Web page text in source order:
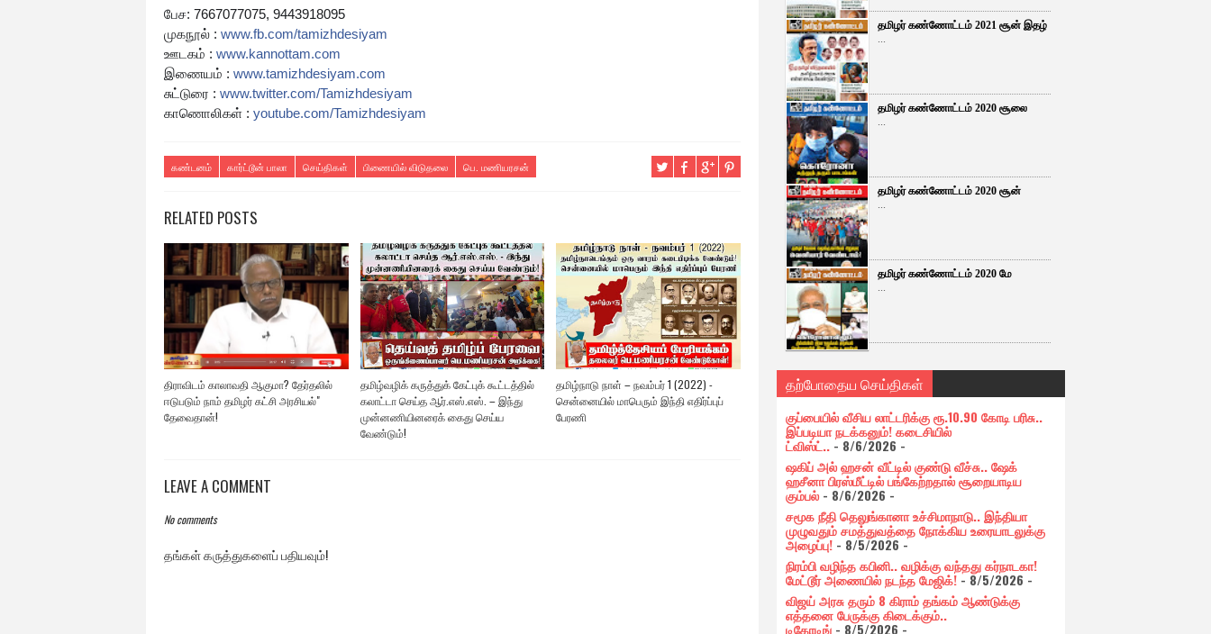
பேச: 7667077075, 9443918095
முகநூல் : www.fb.com/tamizhdesiyam
ஊடகம் : www.kannottam.com
இணையம் : www.tamizhdesiyam.com
சுட்டுரை : www.twitter.com/Tamizhdesiyam
காணொலிகள் : youtube.com/Tamizhdesiyam
கண்டனம் கார்ட்டூன் பாலா செய்திகள் பிணையில் விடுதலை பெ. மணியரசன்
RELATED POSTS
திராவிடம் காலாவதி ஆகுமா? தேர்தலில்
ஈடுபடும் நாம் தமிழர் கட்சி அரசியல்"
தேவைதான்!
தமிழ்வழிக் கருத்துக் கேட்புக் கூட்டத்தில்
கலாட்டா செய்த ஆர்.எஸ்.எஸ். – இந்து
முன்னணியினரைக் கைது செய்ய
வேண்டும்!
தமிழ்நாடு நாள் – நவம்பர் 1 (2022) -
சென்னையில் மாபெரும் இந்தி எதிர்ப்புப்
பேரணி
LEAVE A COMMENT
No comments
தங்கள் கருத்துகளைப் பதியவும்!
தமிழர் கண்ணோட்டம் 2021 சூன் இதழ்
...
தமிழர் கண்ணோட்டம் 2020 சூலை
...
தமிழர் கண்ணோட்டம் 2020 சூன்
...
தமிழர் கண்ணோட்டம் 2020 மே
...
தற்போதைய செய்திகள்
குப்பையில் வீசிய லாட்டரிக்கு ரூ.10.90 கோடி பரிசு..
இப்படியா நடக்கனும்! கடைசியில்
ட்விஸ்ட்.. - 8/6/2026 -
ஷகிப் அல் ஹசன் வீட்டில் குண்டு வீச்சு.. ஷேக்
ஹசீனா பிரஸ்மீட்டில் பங்கேற்றதால் சூறையாடிய
கும்பல் - 8/6/2026 -
சமூக நீதி தெலுங்கானா உச்சிமாநாடு.. இந்தியா
முழுவதும் சமத்துவத்தை நோக்கிய உரையாடலுக்கு
அழைப்பு! - 8/5/2026 -
நிரம்பி வழிந்த கபினி.. வழிக்கு வந்தது கர்நாடகா!
மேட்டூர் அணையில் நடந்த மேஜிக்!- 8/5/2026 -
விஜய் அரசு தரும் 8 கிராம் தங்கம் ஆண்டுக்கு
எத்தனை பேருக்கு கிடைக்கும்..
டிகோடிங் - 8/5/2026 -